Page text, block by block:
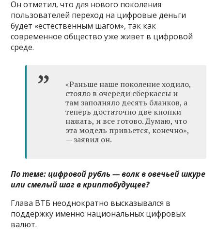
Он отметил, что для нового поколения
пользователей переход на цифровые деньги
будет «естественным шагом», так как
современное общество уже живет в цифровой
среде.
«Раньше наше поколение ходило,
стояло в очереди сберкассы и
там заполняло десять бланков, а
теперь достаточно две кнопки
нажать, и все готово. Думаю, что
эта модель привьется, конечно»,
— заявил он.
По теме:цифровой рубль — волк в овечьей шкуре
или смелый шаг в криптобудущее?
Глава ВТБ неоднократно высказывался в
поддержку именно национальных цифровых
валют.